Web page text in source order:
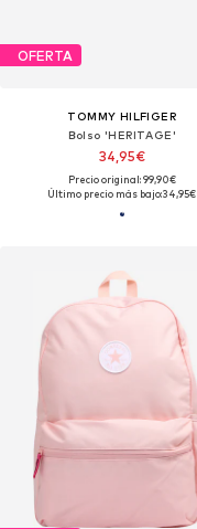
OFERTA
TOMMY HILFIGER
Bolso 'HERITAGE'
34,95€
Precio original: 99,90€
Último precio más bajo:34,95€